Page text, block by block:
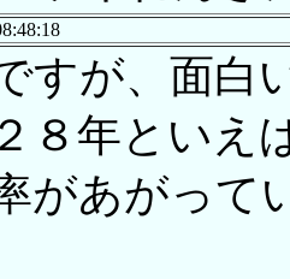
すが、面白
８年といえ
があがって